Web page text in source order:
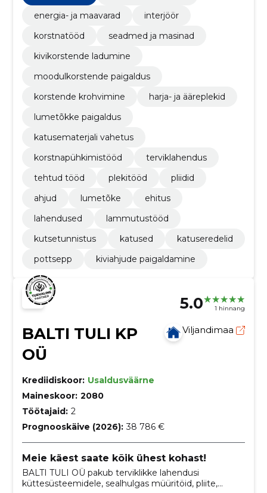
energia- ja maavarad
interjöör
korstnatööd
seadmed ja masinad
kivikorstende ladumine
moodulkorstende paigaldus
korstende krohvimine
harja- ja ääreplekid
lumetõkke paigaldus
katusematerjali vahetus
korstnapühkimistööd
terviklahendus
tehtud tööd
plekitööd
pliidid
ahjud
lumetõke
ehitus
lahendused
lammutustööd
kutsetunnistus
katused
katuseredelid
pottsepp
kiviahjude paigaldamine
5.0 1 hinnang
BALTI TULI KP
OÜ
Viljandimaa
Krediidiskoor: Usaldusväärne
Maineskoor: 2080
Töötajaid: 2
Prognooskäive (2026): 38 786 €
Meie käest saate kõik ühest kohast!
BALTI TULI OÜ pakub terviklikke lahendusi
küttesüsteemidele, sealhulgas müüritöid, pliite,